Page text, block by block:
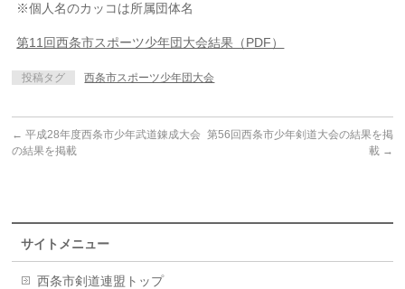
※個人名のカッコは所属団体名
第11回西条市スポーツ少年団大会結果（PDF）
投稿タグ 西条市スポーツ少年団大会
← 平成28年度西条市少年武道錬成大会
の結果を掲載
第56回西条市少年剣道大会の結果を掲
載 →
サイトメニュー
西条市剣道連盟トップ